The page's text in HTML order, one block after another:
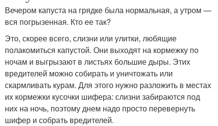
Вечером капуста на грядке была нормальная, а утром —
вся погрызенная. Кто ее так?
Это, скорее всего, слизни или улитки, любящие
полакомиться капустой. Они выходят на кормежку по
ночам и выгрызают в листьях большие дыры. Этих
вредителей можно собирать и уничтожать или
скармливать курам. Для этого нужно разложить в местах
их кормежки кусочки шифера: слизни забираются под
них на ночь, поэтому днем надо просто перевернуть
шифер и собрать вредителей.